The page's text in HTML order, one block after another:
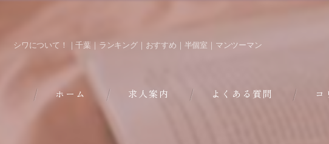
シワについて！｜千葉｜ランキング｜おすすめ｜半個室｜マンツーマン
ホーム 求人案内 よくある質問 コ